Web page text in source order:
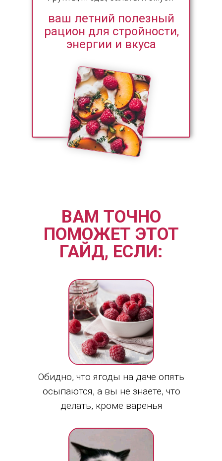
Необычные рецепты из свежих ягод - интереснее,
чем есть без ничего
Максимум пользы без обработки
Теория и лайфхаки — даже если вы никогда не
ели сорбет из крыжовника
Быстрые десерты и легкая выпечка - с вау-
Доступ 12 месяцев
ваш летний полезный
рацион для стройности,
энергии и вкуса
Обидно, что ягоды на даче опять
осыпаются, а вы не знаете, что
делать, кроме варенья
ВАМ ТОЧНО
ПОМОЖЕТ ЭТОТ
ГАЙД, ЕСЛИ: